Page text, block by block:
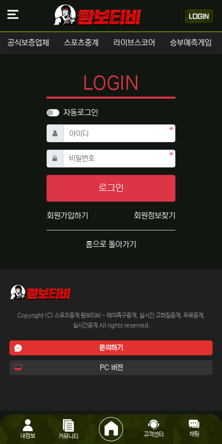
공식보증업체 스포츠중계 라이브스코어 승부예측게임
LOGIN
자동로그인
아이디 필수
비밀번호필수
로그인
회원가입하기 회원정보찾기
홈으로 돌아가기
Copyright (C) 스포츠중계 람보티비 - 해외축구중계, 실시간 고화질중계, 무료중계,
실시간중계 All rights reserved.
문의하기
PC 버전
내정보 커뮤니티 고객센터 채팅